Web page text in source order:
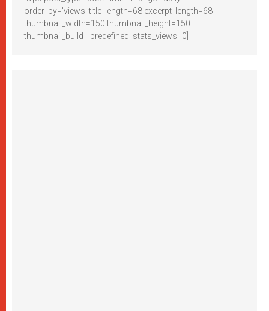
order_by='views' title_length=68 excerpt_length=68
thumbnail_width=150 thumbnail_height=150
thumbnail_build='predefined' stats_views=0]